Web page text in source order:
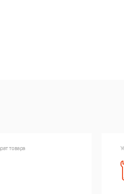
товара